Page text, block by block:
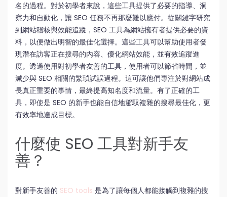
名的過程。對於初學者來說，這些工具提供了必要的指導、洞
察力和自動化，讓 SEO 任務不再那麼難以應付。從關鍵字研究
到網站稽核與效能追蹤，SEO 工具為網站擁有者提供必要的資
料，以便做出明智的最佳化選擇。這些工具可以幫助使用者發
現潛在訪客正在搜尋的內容、優化網站效能，並有效追蹤進
度。透過使用對初學者友善的工具，使用者可以節省時間，並
減少與 SEO 相關的繁瑣試誤過程。這可讓他們專注於對網站成
長真正重要的事情，最終提高知名度和流量。有了正確的工
具，即使是 SEO 的新手也能自信地駕馭複雜的搜尋最佳化，更
有效率地達成目標。
什麼使 SEO 工具對新手友
善？
對新手友善的 SEO tools 是為了讓每個人都能接觸到複雜的搜